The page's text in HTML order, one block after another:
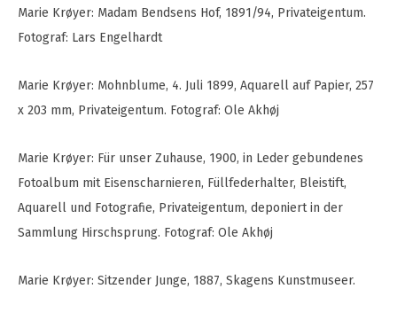
Marie Krøyer: Madam Bendsens Hof, 1891/94, Privateigentum.
Fotograf: Lars Engelhardt
Marie Krøyer: Mohnblume, 4. Juli 1899, Aquarell auf Papier, 257
x 203 mm, Privateigentum. Fotograf: Ole Akhøj
Marie Krøyer: Für unser Zuhause, 1900, in Leder gebundenes
Fotoalbum mit Eisenscharnieren, Füllfederhalter, Bleistift,
Aquarell und Fotografie, Privateigentum, deponiert in der
Sammlung Hirschsprung. Fotograf: Ole Akhøj
Marie Krøyer: Sitzender Junge, 1887, Skagens Kunstmuseer.